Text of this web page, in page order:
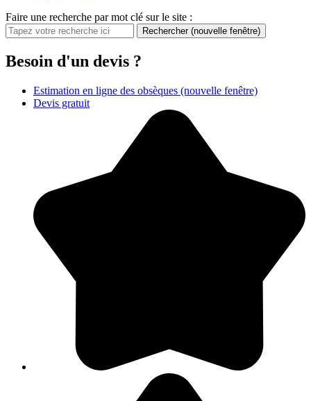
Faire une recherche par mot clé sur le site :
Rechercher (nouvelle fenêtre)
Besoin d'un devis ?
Estimation en ligne des obsèques (nouvelle fenêtre)
Devis gratuit